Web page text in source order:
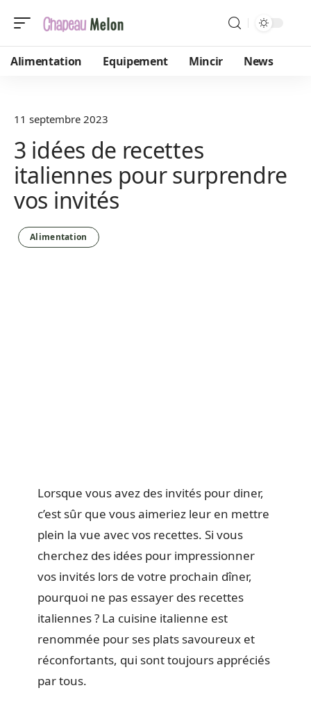
Alimentation Equipement Mincir News
11 septembre 2023
3 idées de recettes
italiennes pour surprendre
vos invités
Alimentation
Lorsque vous avez des invités pour diner,
c’est sûr que vous aimeriez leur en mettre
plein la vue avec vos recettes. Si vous
cherchez des idées pour impressionner
vos invités lors de votre prochain dîner,
pourquoi ne pas essayer des recettes
italiennes ? La cuisine italienne est
renommée pour ses plats savoureux et
réconfortants, qui sont toujours appréciés
par tous.